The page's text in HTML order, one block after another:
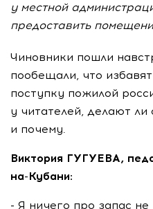
у местной
предоставить
Чиновники пошли
пообещали, что
поступку пожилой
у читателей, делают ли
и почему.
Виктория ГУГУЕВА,
на-Кубани:
- Я ничего про запас